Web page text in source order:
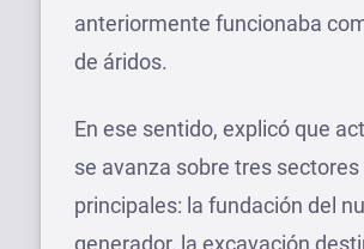
anteriormente funcionaba
de áridos.
En ese sentido, explicó que
se avanza sobre tres sectores
principales: la fundación del
generador, la excavación